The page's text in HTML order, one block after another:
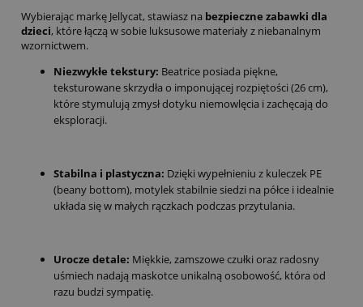
Wybierając markę Jellycat, stawiasz na bezpieczne zabawki dla
dzieci, które łączą w sobie luksusowe materiały z niebanalnym
wzornictwem.
Niezwykłe tekstury: Beatrice posiada piękne,
teksturowane skrzydła o imponującej rozpiętości (26 cm),
które stymulują zmysł dotyku niemowlęcia i zachęcają do
eksploracji.
Stabilna i plastyczna: Dzięki wypełnieniu z kuleczek PE
(beany bottom), motylek stabilnie siedzi na półce i idealnie
układa się w małych rączkach podczas przytulania.
Urocze detale: Miękkie, zamszowe czułki oraz radosny
uśmiech nadają maskotce unikalną osobowość, która od
razu budzi sympatię.